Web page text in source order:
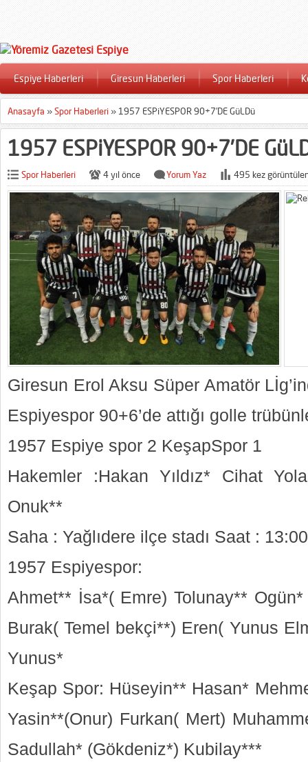
Espiye Haberleri Giresun Haberleri Spor Haberleri
Anasayfa »Spor Haberleri » 1957 ESPiYESPOR 90+7’DE GüLDü
1957 ESPiYESPOR 90+7’DE
Spor Haberleri 4 yıl önce Yorum Yaz 495 kez
Giresun Erol Aksu Süper Amatör
Espiyespor 90+6’de attığı golle
1957 Espiye spor 2 KeşapSpor 1
Hakemler :Hakan Yıldız* Cihat
Onuk**
Saha : Yağlıdere ilçe stadı Saat : 13:00
1957 Espiyespor:
Ahmet** İsa*( Emre) Tolunay**
Burak( Temel bekçi**) Eren( Yunus
Yunus*
Keşap Spor: Hüseyin** Hasan*
Yasin**(Onur) Furkan( Mert)
Sadullah* (Gökdeniz*) Kubilay***